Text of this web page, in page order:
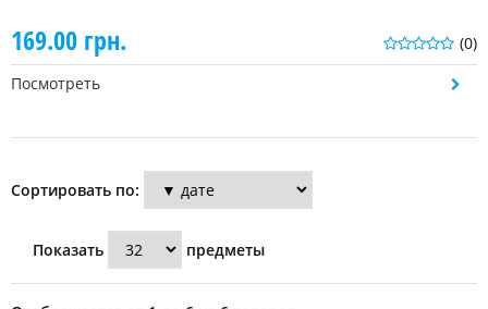
(0)
169.00 грн.
Посмотреть
Сортировать по:
Показать предметы